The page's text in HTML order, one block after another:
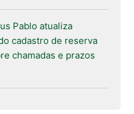
Pablo atualiza
cadastro de reserva
chamadas e prazos